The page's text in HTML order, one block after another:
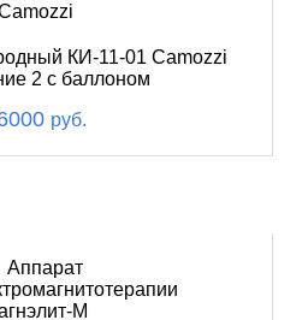
КИ-11-01 Camozzi
2 с баллоном
руб.